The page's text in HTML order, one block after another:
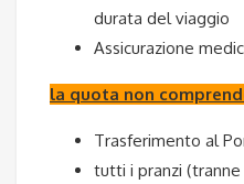
durata del viaggio
Assicurazione
la quota non
Trasferimento al
tutti i pranzi